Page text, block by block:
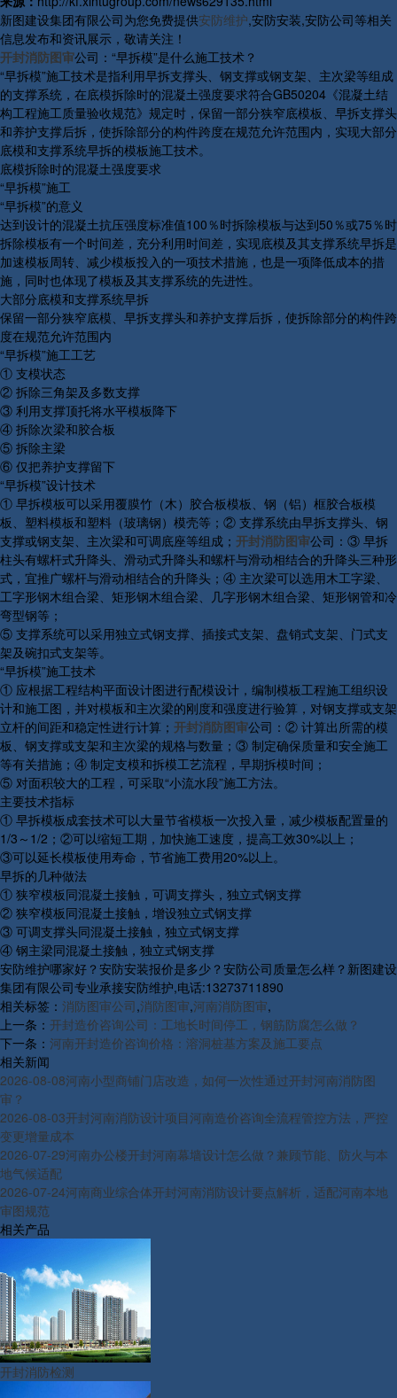
新图建设集团有限公司为您免费提供安防维护,安防安装,安防公司等相关
信息发布和资讯展示，敬请关注！
开封消防图审公司：“早拆模”是什么施工技术？
“早拆模”施工技术是指利用早拆支撑头、钢支撑或钢支架、主次梁等组成
的支撑系统，在底模拆除时的混凝土强度要求符合GB50204《混凝土结
构工程施工质量验收规范》规定时，保留一部分狭窄底模板、早拆支撑头
和养护支撑后拆，使拆除部分的构件跨度在规范允许范围内，实现大部分
底模和支撑系统早拆的模板施工技术。
底模拆除时的混凝土强度要求
“早拆模”施工
“早拆模”的意义
达到设计的混凝土抗压强度标准值100％时拆除模板与达到50％或75％时
拆除模板有一个时间差，充分利用时间差，实现底模及其支撑系统早拆是
加速模板周转、减少模板投入的一项技术措施，也是一项降低成本的措
施，同时也体现了模板及其支撑系统的先进性。
大部分底模和支撑系统早拆
保留一部分狭窄底模、早拆支撑头和养护支撑后拆，使拆除部分的构件跨
度在规范允许范围内
“早拆模”施工工艺
① 支模状态
② 拆除三角架及多数支撑
③ 利用支撑顶托将水平模板降下
④ 拆除次梁和胶合板
⑤ 拆除主梁
⑥ 仅把养护支撑留下
“早拆模”设计技术
① 早拆模板可以采用覆膜竹（木）胶合板模板、钢（铝）框胶合板模
板、塑料模板和塑料（玻璃钢）模壳等；② 支撑系统由早拆支撑头、钢
支撑或钢支架、主次梁和可调底座等组成； 开封消防图审公司：③ 早拆
柱头有螺杆式升降头、滑动式升降头和螺杆与滑动相结合的升降头三种形
式，宜推广螺杆与滑动相结合的升降头；④ 主次梁可以选用木工字梁、
工字形钢木组合梁、矩形钢木组合梁、几字形钢木组合梁、矩形钢管和冷
弯型钢等；
⑤ 支撑系统可以采用独立式钢支撑、插接式支架、盘销式支架、门式支
架及碗扣式支架等。
“早拆模”施工技术
① 应根据工程结构平面设计图进行配模设计，编制模板工程施工组织设
计和施工图，并对模板和主次梁的刚度和强度进行验算，对钢支撑或支架
立杆的间距和稳定性进行计算； 开封消防图审公司：② 计算出所需的模
板、钢支撑或支架和主次梁的规格与数量；③ 制定确保质量和安全施工
等有关措施；④ 制定支模和拆模工艺流程，早期拆模时间；
⑤ 对面积较大的工程，可采取“小流水段”施工方法。
主要技术指标
① 早拆模板成套技术可以大量节省模板一次投入量，减少模板配置量的
1/3～1/2；②可以缩短工期，加快施工速度，提高工效30%以上；
③可以延长模板使用寿命，节省施工费用20%以上。
早拆的几种做法
① 狭窄模板同混凝土接触，可调支撑头，独立式钢支撑
② 狭窄模板同混凝土接触，增设独立式钢支撑
③ 可调支撑头同混凝土接触，独立式钢支撑
④ 钢主梁同混凝土接触，独立式钢支撑
安防维护哪家好？安防安装报价是多少？安防公司质量怎么样？新图建设
集团有限公司专业承接安防维护,电话:13273711890
相关标签： 消防图审公司,消防图审,河南消防图审,
上一条： 开封造价咨询公司：工地长时间停工，钢筋防腐怎么做？
下一条： 河南开封造价咨询价格：溶洞桩基方案及施工要点
相关新闻
2026-08-08河南小型商铺门店改造，如何一次性通过开封河南消防图
审？
2026-08-03开封河南消防设计项目河南造价咨询全流程管控方法，严控
变更增量成本
2026-07-29河南办公楼开封河南幕墙设计怎么做？兼顾节能、防火与本
地气候适配
2026-07-24河南商业综合体开封河南消防设计要点解析，适配河南本地
审图规范
相关产品
开封消防检测